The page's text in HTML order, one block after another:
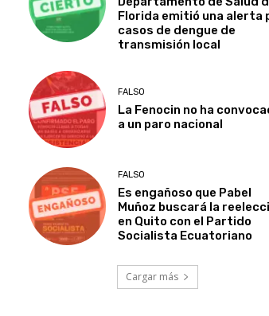
Florida emitió una alerta
casos de dengue de
transmisión local
FALSO
La Fenocin no ha
a un paro nacional
FALSO
Es engañoso que Pabel
Muñoz buscará la
en Quito con el Partido
Socialista Ecuatoriano
Cargar más